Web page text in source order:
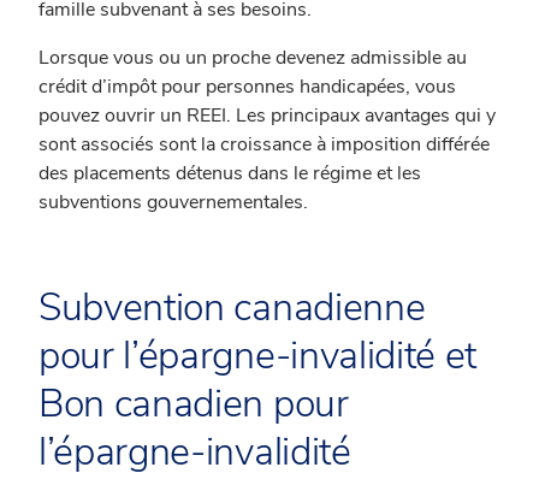
famille subvenant à ses besoins.
Lorsque vous ou un proche devenez admissible au
crédit d’impôt pour personnes handicapées, vous
pouvez ouvrir un REEI. Les principaux avantages qui y
sont associés sont la croissance à imposition différée
des placements détenus dans le régime et les
subventions gouvernementales.
Subvention canadienne
pour l’épargne-invalidité et
Bon canadien pour
l’épargne-invalidité